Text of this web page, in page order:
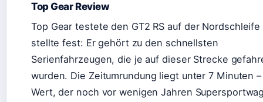
Top Gear Review
Top Gear testete den GT2 RS auf der Nordschleife
stellte fest: Er gehört zu den schnellsten
Serienfahrzeugen, die je auf dieser Strecke
wurden. Die Zeitumrundung liegt unter 7 Minuten
Wert, der noch vor wenigen Jahren